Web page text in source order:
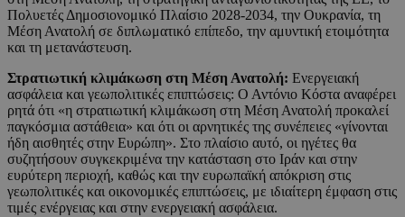
Πολυετές Δημοσιονομικό Πλαίσιο 2028-2034, την Ουκρανία, τη
Μέση Ανατολή σε διπλωματικό επίπεδο, την αμυντική ετοιμότητα
και τη μετανάστευση.
Στρατιωτική κλιμάκωση στη Μέση Ανατολή: Ενεργειακή
ασφάλεια και γεωπολιτικές επιπτώσεις: Ο Αντόνιο Κόστα αναφέρει
ρητά ότι «η στρατιωτική κλιμάκωση στη Μέση Ανατολή προκαλεί
παγκόσμια αστάθεια» και ότι οι αρνητικές της συνέπειες «γίνονται
ήδη αισθητές στην Ευρώπη». Στο πλαίσιο αυτό, οι ηγέτες θα
συζητήσουν συγκεκριμένα την κατάσταση στο Ιράν και στην
ευρύτερη περιοχή, καθώς και την ευρωπαϊκή απόκριση στις
γεωπολιτικές και οικονομικές επιπτώσεις, με ιδιαίτερη έμφαση στις
τιμές ενέργειας και στην ενεργειακή ασφάλεια.